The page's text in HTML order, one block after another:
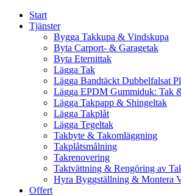
Start
Tjänster
Bygga Takkupa & Vindskupa
Byta Carport- & Garagetak
Byta Eternittak
Lägga Tak
Lägga Bandtäckt Dubbelfalsat
Lägga EPDM Gummiduk: Tak
Lägga Takpapp & Shingeltak
Lägga Takplåt
Lägga Tegeltak
Takbyte & Takomläggning
Takplåtsmålning
Takrenovering
Taktvättning & Rengöring av
Hyra Byggställning & Montera
Offert